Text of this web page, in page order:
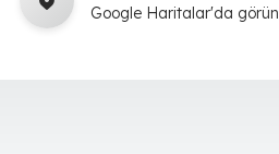
Google Haritalar'da görün